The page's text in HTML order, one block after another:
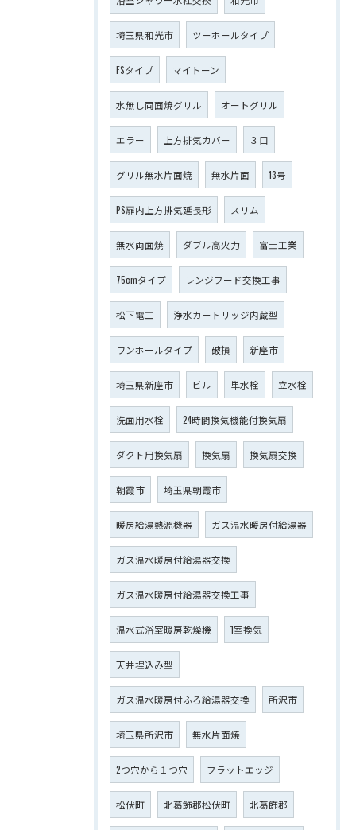
埼玉県和光市 ツーホールタイプ
FSタイプ マイトーン
水無し両面焼グリル オートグリル
エラー 上方排気カバー ３口
グリル無水片面焼 無水片面 13号
PS扉内上方排気延長形 スリム
無水両面焼 ダブル高火力 富士工業
75cmタイプ レンジフード交換工事
松下電工 浄水カートリッジ内蔵型
ワンホールタイプ 破損 新座市
埼玉県新座市 ビル 単水栓 立水栓
洗面用水栓 24時間換気機能付換気扇
ダクト用換気扇 換気扇 換気扇交換
朝霞市 埼玉県朝霞市
暖房給湯熱源機器 ガス温水暖房付給湯器
ガス温水暖房付給湯器交換
ガス温水暖房付給湯器交換工事
温水式浴室暖房乾燥機 1室換気
天井埋込み型
ガス温水暖房付ふろ給湯器交換 所沢市
埼玉県所沢市 無水片面焼
2つ穴から１つ穴 フラットエッジ
松伏町 北葛飾郡松伏町 北葛飾郡